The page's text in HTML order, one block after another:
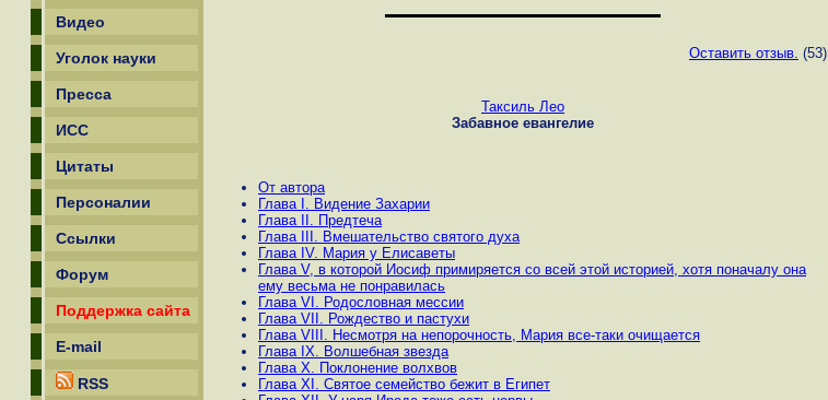
Видео
Уголок науки
Пресса
ИСС
Цитаты
Персоналии
Ссылки
Форум
Поддержка сайта
E-mail
RSS
Оставить отзыв. (53)
Таксиль Лео
Забавное евангелие
От автора
Глава I. Видение Захарии
Глава II. Предтеча
Глава III. Вмешательство святого духа
Глава IV. Мария у Елисаветы
Глава V, в которой Иосиф примиряется со всей этой историей, хотя поначалу она
ему весьма не понравилась
Глава VI. Родословная мессии
Глава VII. Рождество и пастухи
Глава VIII. Несмотря на непорочность, Мария все-таки очищается
Глава IX. Волшебная звезда
Глава X. Поклонение волхвов
Глава XI. Святое семейство бежит в Египет